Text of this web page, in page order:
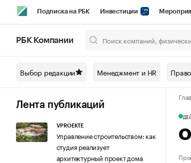
Подписка на РБК Инвестиции
Спецпроекты СПб Конференции СПб
Технологии и медиа Рынок
РБК Компании
Выбор редакции Менеджмент и HR
Лента публикаций
VPROEKTE
Управление строительством: как
студия реализует
архитектурный проект дома